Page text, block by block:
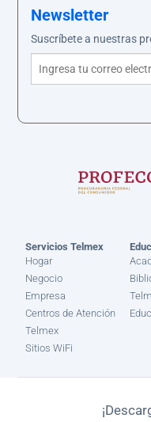
Sitios
WiFi
Newsletter
Suscríbete a nuestras
Servicios Telmex
Hogar
Negocio
Empresa
Centros de Atención
Telmex
Sitios WiFi